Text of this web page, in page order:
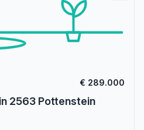
€ 289.000
2563 Pottenstein